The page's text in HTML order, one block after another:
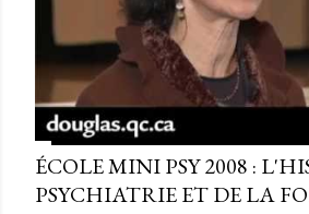
ÉCOLE MINI PSY 2008 :
PSYCHIATRIE ET DE LA